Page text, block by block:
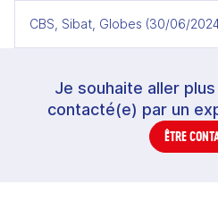
CBS, Sibat, Globes (30/06/
Je souhaite aller
contacté(e) par un
ÊTRE